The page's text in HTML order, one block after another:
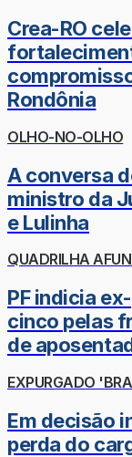
Crea-RO
Rondônia
OLHO-NO-OLHO
A conversa
ministro da
e Lulinha
QUADRILHA
PF indicia
cinco pelas
de
EXPURGADO
Em decisão
perda do